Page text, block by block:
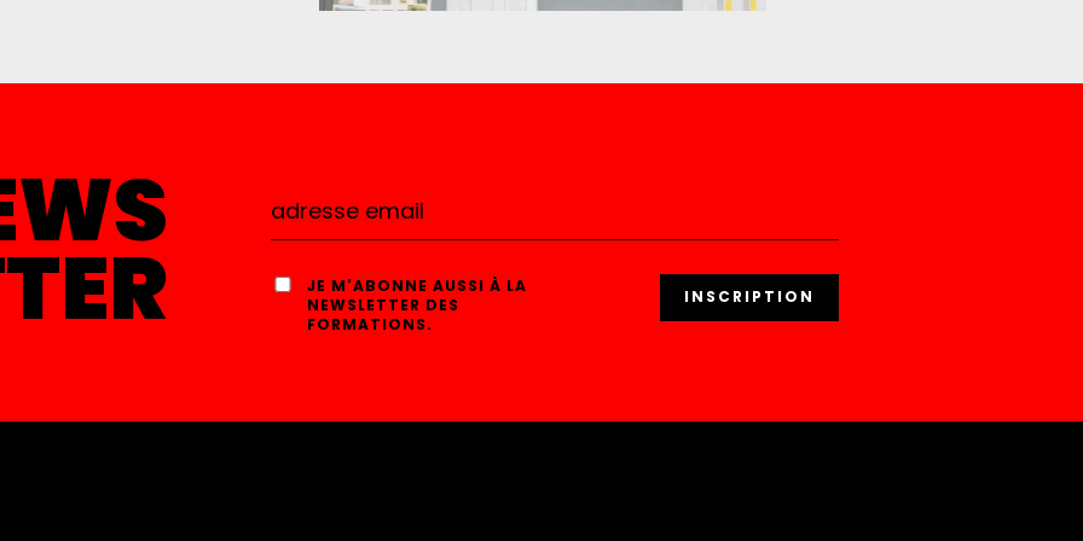
JE M'ABONNE AUSSI À LA
NEWSLETTER DES
FORMATIONS.